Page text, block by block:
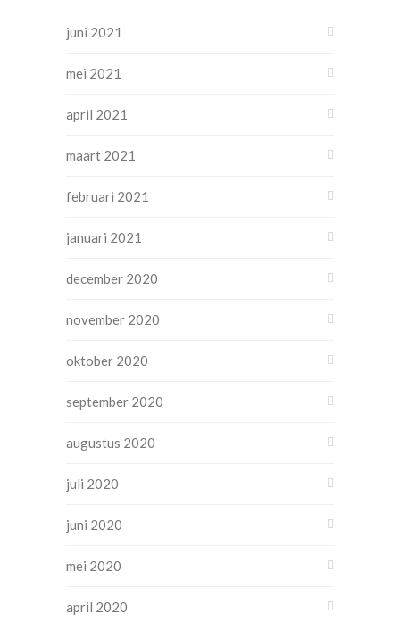
juni 2021
mei 2021
april 2021
maart 2021
februari 2021
januari 2021
december 2020
november 2020
oktober 2020
september 2020
augustus 2020
juli 2020
juni 2020
mei 2020
april 2020